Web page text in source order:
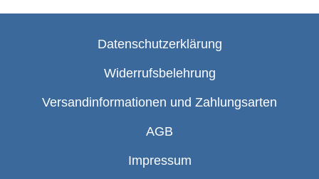
Datenschutzerklärung
Widerrufsbelehrung
Versandinformationen und Zahlungsarten
AGB
Impressum